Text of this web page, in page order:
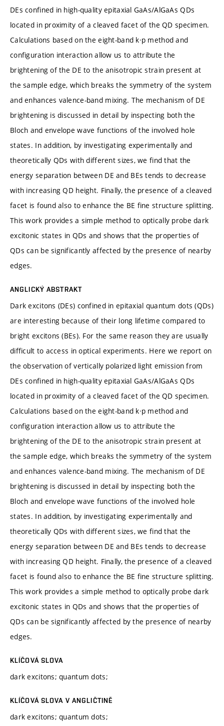
DEs confined in high-quality epitaxial GaAs/AlGaAs QDs
located in proximity of a cleaved facet of the QD specimen.
Calculations based on the eight-band k·p method and
configuration interaction allow us to attribute the
brightening of the DE to the anisotropic strain present at
the sample edge, which breaks the symmetry of the system
and enhances valence-band mixing. The mechanism of DE
brightening is discussed in detail by inspecting both the
Bloch and envelope wave functions of the involved hole
states. In addition, by investigating experimentally and
theoretically QDs with different sizes, we find that the
energy separation between DE and BEs tends to decrease
with increasing QD height. Finally, the presence of a cleaved
facet is found also to enhance the BE fine structure splitting.
This work provides a simple method to optically probe dark
excitonic states in QDs and shows that the properties of
QDs can be significantly affected by the presence of nearby
edges.
ANGLICKÝ ABSTRAKT
Dark excitons (DEs) confined in epitaxial quantum dots (QDs)
are interesting because of their long lifetime compared to
bright excitons (BEs). For the same reason they are usually
difficult to access in optical experiments. Here we report on
the observation of vertically polarized light emission from
DEs confined in high-quality epitaxial GaAs/AlGaAs QDs
located in proximity of a cleaved facet of the QD specimen.
Calculations based on the eight-band k·p method and
configuration interaction allow us to attribute the
brightening of the DE to the anisotropic strain present at
the sample edge, which breaks the symmetry of the system
and enhances valence-band mixing. The mechanism of DE
brightening is discussed in detail by inspecting both the
Bloch and envelope wave functions of the involved hole
states. In addition, by investigating experimentally and
theoretically QDs with different sizes, we find that the
energy separation between DE and BEs tends to decrease
with increasing QD height. Finally, the presence of a cleaved
facet is found also to enhance the BE fine structure splitting.
This work provides a simple method to optically probe dark
excitonic states in QDs and shows that the properties of
QDs can be significantly affected by the presence of nearby
edges.
KLÍČOVÁ SLOVA
dark excitons; quantum dots;
KLÍČOVÁ SLOVA V ANGLIČTINĚ
dark excitons; quantum dots;